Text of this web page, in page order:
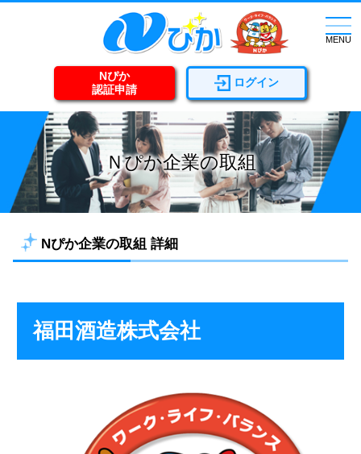
Nぴか
認証申請
ログイン
MENU
Ｎぴか企業の取組
Nぴか企業の取組 詳細
福田酒造株式会社